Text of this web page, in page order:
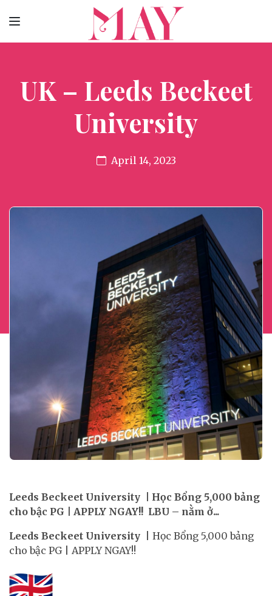
UK – Leeds Beckeet
University
April 14, 2023
Leeds Beckeet University | Học Bổng 5,000 bảng
cho bậc PG | APPLY NGAY!! LBU – nằm ở...
Leeds Beckeet University | Học Bổng 5,000 bảng
cho bậc PG | APPLY NGAY!!